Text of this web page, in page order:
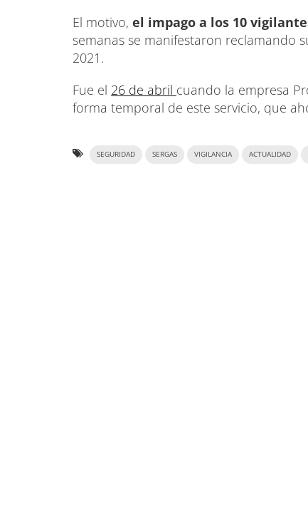
El motivo, el impago a los 10
semanas se manifestaron reclamando
2021.
Fue el 26 de abril cuando la empresa
forma temporal de este servicio, que
SEGURIDAD SERGAS VIGILANCIA ACTUALIDAD